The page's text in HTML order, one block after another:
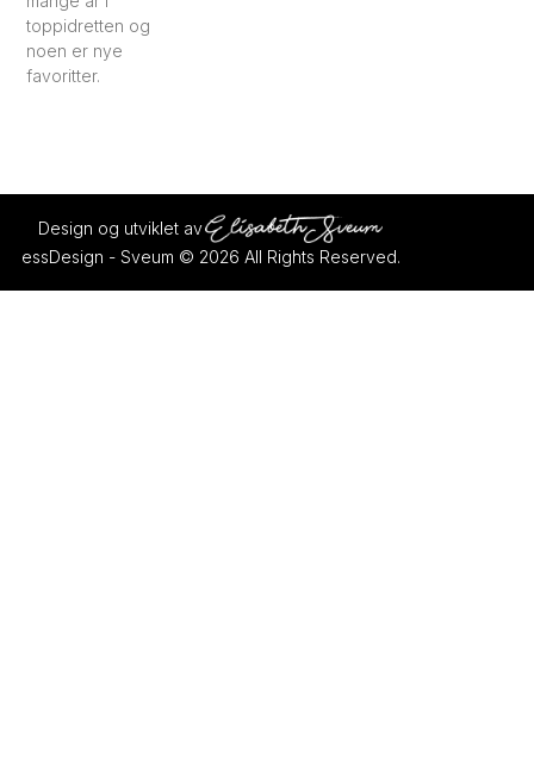
toppidretten og
noen er nye
favoritter.
Design og utviklet av
essDesign - Sveum © 2026 All Rights Reserved.